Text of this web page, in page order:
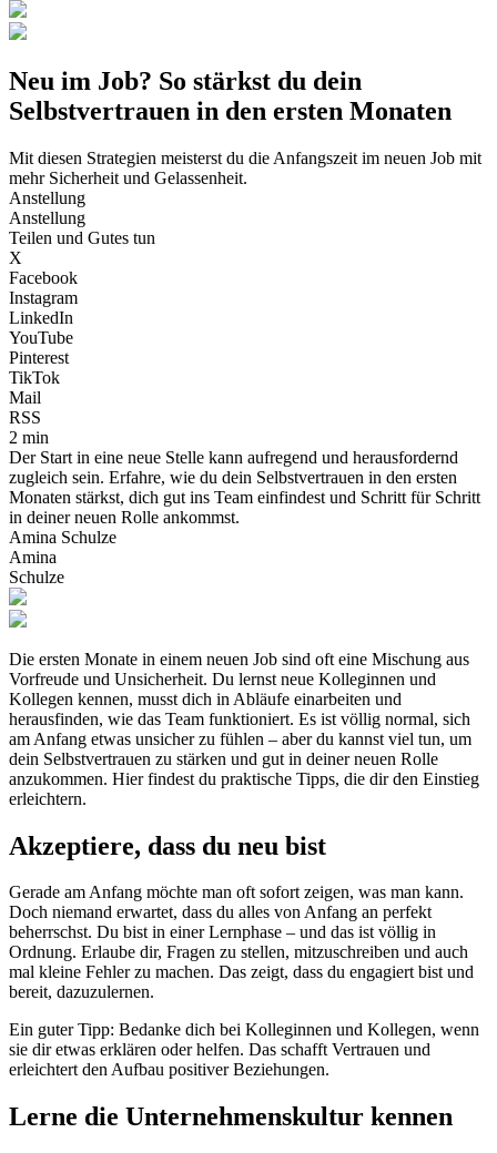
Neu im Job? So stärkst du dein
Selbstvertrauen in den ersten Monaten
Mit diesen Strategien meisterst du die Anfangszeit im neuen Job mit
mehr Sicherheit und Gelassenheit.
Anstellung
Anstellung
Teilen und Gutes tun
X
Facebook
Instagram
LinkedIn
YouTube
Pinterest
TikTok
Mail
RSS
2 min
Der Start in eine neue Stelle kann aufregend und herausfordernd
zugleich sein. Erfahre, wie du dein Selbstvertrauen in den ersten
Monaten stärkst, dich gut ins Team einfindest und Schritt für Schritt
in deiner neuen Rolle ankommst.
Amina Schulze
Amina
Schulze
Die ersten Monate in einem neuen Job sind oft eine Mischung aus
Vorfreude und Unsicherheit. Du lernst neue Kolleginnen und
Kollegen kennen, musst dich in Abläufe einarbeiten und
herausfinden, wie das Team funktioniert. Es ist völlig normal, sich
am Anfang etwas unsicher zu fühlen – aber du kannst viel tun, um
dein Selbstvertrauen zu stärken und gut in deiner neuen Rolle
anzukommen. Hier findest du praktische Tipps, die dir den Einstieg
erleichtern.
Akzeptiere, dass du neu bist
Gerade am Anfang möchte man oft sofort zeigen, was man kann.
Doch niemand erwartet, dass du alles von Anfang an perfekt
beherrschst. Du bist in einer Lernphase – und das ist völlig in
Ordnung. Erlaube dir, Fragen zu stellen, mitzuschreiben und auch
mal kleine Fehler zu machen. Das zeigt, dass du engagiert bist und
bereit, dazuzulernen.
Ein guter Tipp: Bedanke dich bei Kolleginnen und Kollegen, wenn
sie dir etwas erklären oder helfen. Das schafft Vertrauen und
erleichtert den Aufbau positiver Beziehungen.
Lerne die Unternehmenskultur kennen